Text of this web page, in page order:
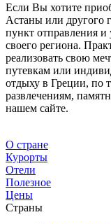
Если Вы хотите
Астаны или другого
пункт отправления
своего региона.
реализовать свою
путевкам или
отдыху в Греции, по
развлечениям,
нашем сайте.
О стране
Курорты
Отели
Полезное
Цены
Страны